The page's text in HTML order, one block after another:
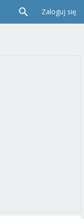
Zaloguj się